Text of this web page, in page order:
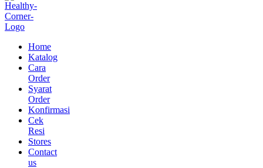
Home
Katalog
Cara
Order
Syarat
Order
Konfirmasi
Cek
Resi
Stores
Contact
us